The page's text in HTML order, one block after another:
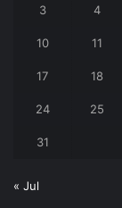
3 4
10 11
17 18
24 25
31
« Jul